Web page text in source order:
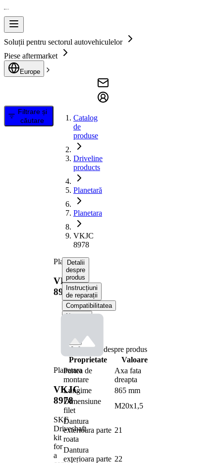
Soluții pentru sectorul autovehiculelor
Piese aftermarket
Europe
Filtrare și
căutare
Catalog
de
produse
Driveline
products
Planetară
Planetara
VKJC
8978
Planetara
VKJC
8978
Planetara
VKJC
8978
SKF
Driveshaft
kit
for
a
Detalii
despre
produs
Instrucțiuni
de reparații
Compatibilitatea
Numere
Informații despre produs
Proprietate
Valoare
Partea de
montare
Axa fata
dreapta
Lungime
865 mm
Dimensiune
filet
M20x1,5
Dantura
exterioara parte
roata
21
Dantura
exterioara parte 22